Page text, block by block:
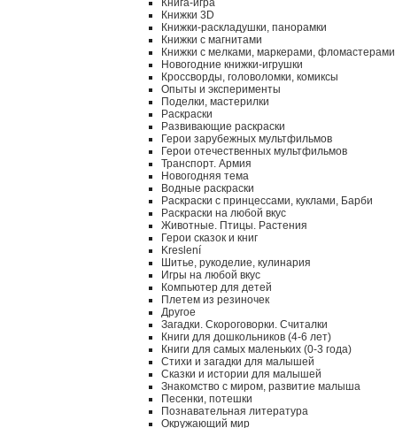
Книга-игра
Книжки 3D
Книжки-раскладушки, панорамки
Книжки с магнитами
Книжки с мелками, маркерами, фломастерами
Новогодние книжки-игрушки
Кроссворды, головоломки, комиксы
Опыты и эксперименты
Поделки, мастерилки
Раскраски
Развивающие раскраски
Герои зарубежных мультфильмов
Герои отечественных мультфильмов
Транспорт. Армия
Новогодняя тема
Водные раскраски
Раскраски с принцессами, куклами, Барби
Раскраски на любой вкус
Животные. Птицы. Растения
Герои сказок и книг
Kreslení
Шитье, рукоделие, кулинария
Игры на любой вкус
Компьютер для детей
Плетем из резиночек
Другое
Загадки. Скороговорки. Считалки
Книги для дошкольников (4-6 лет)
Книги для самых маленьких (0-3 года)
Стихи и загадки для малышей
Сказки и истории для малышей
Знакомство с миром, развитие малыша
Песенки, потешки
Познавательная литература
Окружающий мир